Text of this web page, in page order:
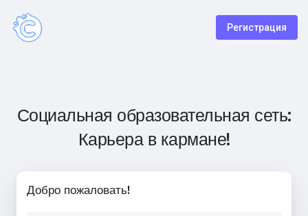
Регистрация
Социальная образовательная сеть:
Карьера в кармане!
Добро пожаловать!